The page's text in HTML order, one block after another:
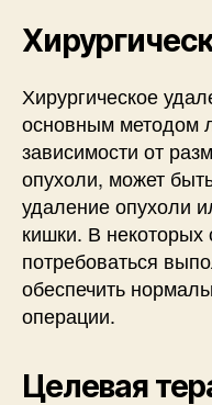
Хирургическое
основным методом
зависимости от
опухоли, может
удаление опухоли
кишки. В некоторых
потребоваться
обеспечить
операции.
Целевая